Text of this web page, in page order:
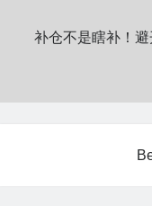
补仓不是瞎补！